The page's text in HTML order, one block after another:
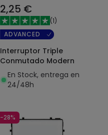
2,25 €
(1)
ADVANCED
Interruptor Triple
Conmutado Modern
En Stock, entrega en
24/48h
-28%